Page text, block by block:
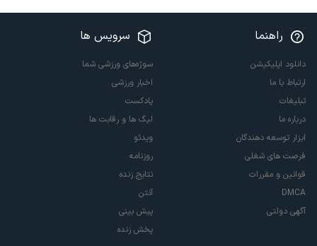
راهنما
دانلود اپلیکیشن
ارتباط با ما
تبلیغات
درباره ما
ابزار توسعه دهندگان
فرصت های شغلی
قوانین و مقررات
DMCA
آگهی دولتی
سرویس ها
سوژه‌های ورزشی شما
اخبار ورزشی
پادکست
لیگ ها و رقابت ها
ویدئو
روزنامه
نتایج زنده
آنتن
پیش بینی
پخش زنده